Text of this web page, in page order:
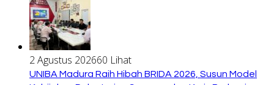
2 Agustus 202660 Lihat
UNIBA Madura Raih Hibah BRIDA 2026, Susun Model